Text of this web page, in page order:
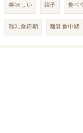
美味しい 親子 食べ
離乳食初期 離乳食中期